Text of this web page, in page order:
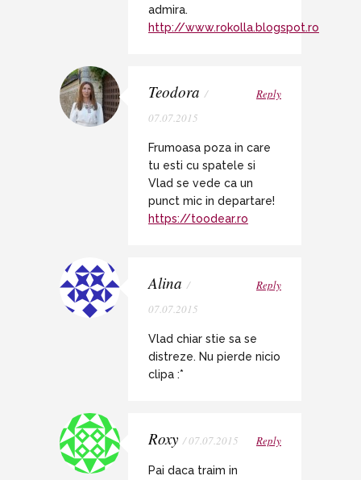
admira.
http://www.rokolla.blogspot.ro
Teodora /
07.07.2015
Reply
Frumoasa poza in care
tu esti cu spatele si
Vlad se vede ca un
punct mic in departare!
https://toodear.ro
Alina /
07.07.2015
Reply
Vlad chiar stie sa se
distreze. Nu pierde nicio
clipa :*
Roxy / 07.07.2015 Reply
Pai daca traim in